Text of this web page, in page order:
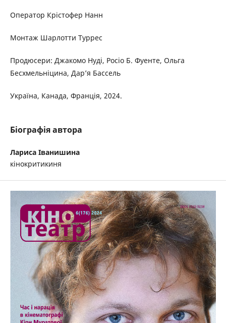
Оператор Крістофер Нанн
Монтаж Шарлотти Туррес
Продюсери: Джакомо Нуді, Росіо Б. Фуенте, Ольга
Бесхмельніцина, Дарʼя Бассель
Україна, Канада, Франція, 2024.
Біографія автора
Лариса Іванишина
кінокритикиня